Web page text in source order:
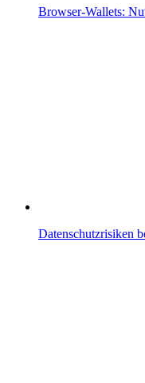
Browser-Wallets:
Datenschutzrisiken